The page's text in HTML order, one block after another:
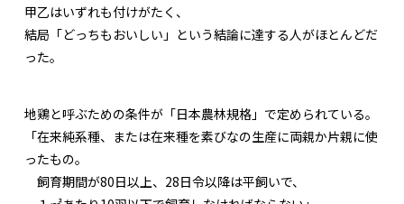
甲乙はいずれも付けがたく、
結局「どっちもおいしい」という結論に達する人がほとんどだ
った。
地鶏と呼ぶための条件が「日本農林規格」で定められている。
「在来純系種、または在来種を素びなの生産に両親か片親に使
ったもの。
飼育期間が80日以上、28日令以降は平飼いで、